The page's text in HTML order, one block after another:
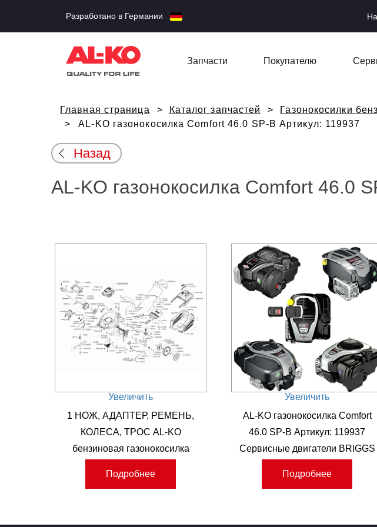
Разработано в Германии
Запчасти Покупателю
Главная страница Каталог запчастей
Газонокосилки
AL-KO газонокосилка Comfort 46.0 SP-B Артикул: 119937
Назад
AL-KO газонокосилка Comfort 46.0
Увеличить
1 НОЖ, АДАПТЕР, РЕМЕНЬ,
КОЛЕСА, ТРОС AL-KO
бензиновая газонокосилка
119937
Подробнее
Увеличить
AL-KO газонокосилка Comfort
46.0 SP-B Артикул: 119937
Сервисные двигатели BRIGGS
Подробнее